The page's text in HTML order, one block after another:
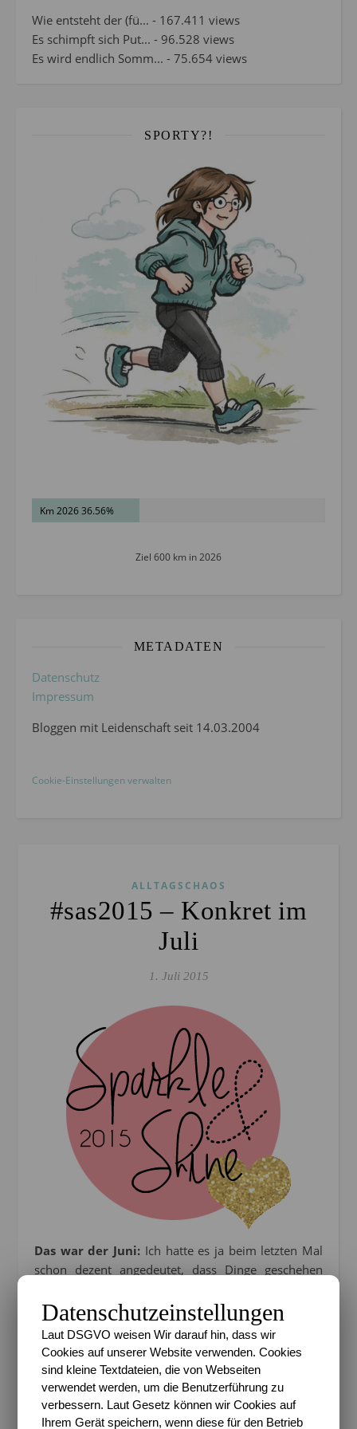
Wie entsteht der (fü... - 167.411 views
Es schimpft sich Put... - 96.528 views
Es wird endlich Somm... - 75.654 views
SPORTY?!
Km 2026 36.56%
Ziel 600 km in 2026
METADATEN
Datenschutz
Impressum
Bloggen mit Leidenschaft seit 14.03.2004
Cookie-Einstellungen verwalten
ALLTAGSCHAOS
#sas2015 – Konkret im
Juli
1. Juli 2015
Das war der Juni: Ich hatte es ja beim letzten Mal
schon dezent angedeutet, dass Dinge geschehen
Sicherheit etwas verändern werden und das eine
oder andere an Wichtigkeit gewinnt, das andere
dafür aber auch daran verliert. Wenn ich auf meine
Junilisteschaue, so kann ich druchaus Erfolge
verbuchen. Ich habe mich gesünder ernährt
wenn ich wieder dem Kakao verfallen bin Dank der
Übelkeit), ein paar der Projekt 52 Themen
Datenschutzeinstellungen
Laut DSGVO weisen Wir darauf hin, dass wir
Cookies auf unserer Website verwenden. Cookies
sind kleine Textdateien, die von Webseiten
verwendet werden, um die Benutzerführung zu
verbessern. Laut Gesetz können wir Cookies auf
Ihrem Gerät speichern, wenn diese für den Betrieb